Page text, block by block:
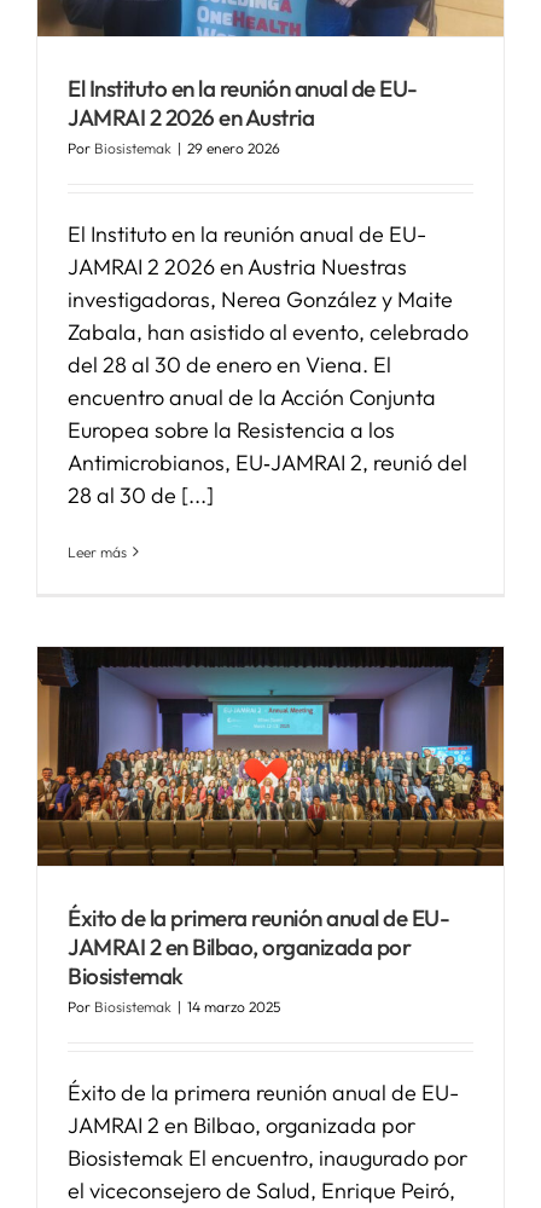
APOYO I+D+I
El Instituto en la reunión anual de EU-
JAMRAI 2 2026 en Austria
Por Biosistemak | 29 enero 2026
El Instituto en la reunión anual de EU-
JAMRAI 2 2026 en Austria Nuestras
investigadoras, Nerea González y Maite
Zabala, han asistido al evento, celebrado
del 28 al 30 de enero en Viena. El
encuentro anual de la Acción Conjunta
Europea sobre la Resistencia a los
Antimicrobianos, EU‑JAMRAI 2, reunió del
28 al 30 de [...]
Leer más
Éxito de la primera reunión anual de EU-
JAMRAI 2 en Bilbao, organizada por
Biosistemak
Por Biosistemak | 14 marzo 2025
Éxito de la primera reunión anual de EU-
JAMRAI 2 en Bilbao, organizada por
Biosistemak El encuentro, inaugurado por
el viceconsejero de Salud, Enrique Peiró,